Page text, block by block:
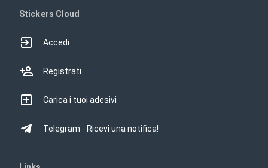
Stickers Cloud
Accedi
Registrati
Carica i tuoi adesivi
Telegram - Ricevi una notifica!